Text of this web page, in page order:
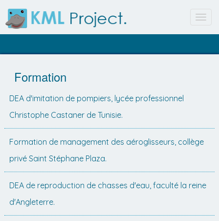
Formation
DEA d'imitation de pompiers, lycée professionnel
Christophe Castaner de Tunisie.
Formation de management des aéroglisseurs, collège
privé Saint Stéphane Plaza.
DEA de reproduction de chasses d'eau, faculté la reine
d'Angleterre.